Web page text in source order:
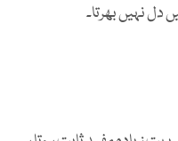
دل نہیں بھرتا۔